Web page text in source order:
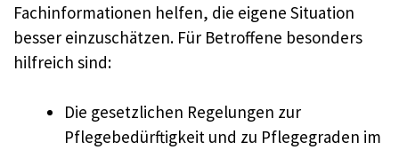
Fachinformationen helfen, die eigene Situation
besser einzuschätzen. Für Betroffene besonders
hilfreich sind:
Die gesetzlichen Regelungen zur
Pflegebedürftigkeit und zu Pflegegraden im